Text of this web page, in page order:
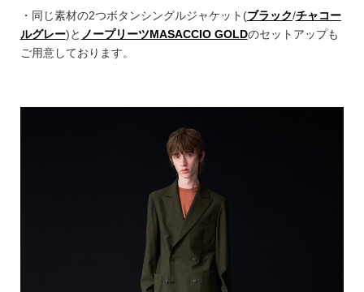
・同じ素材の2つボタンシングルジャケット(ブラック/チャコー
ルグレー)と ノープリーツMASACCIO GOLDのセットアップも
ご用意しております。